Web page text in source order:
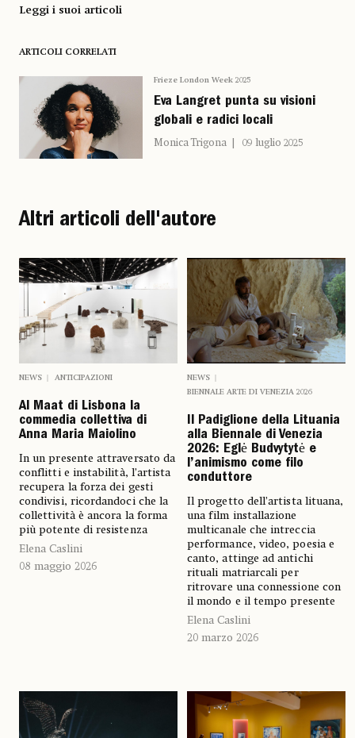
Leggi i suoi articoli
ARTICOLI CORRELATI
Frieze London Week 2025
Eva Langret punta su visioni
globali e radici locali
Monica Trigona 09 luglio 2025
Altri articoli dell'autore
NEWS ANTICIPAZIONI
Al Maat di Lisbona la
commedia collettiva di
Anna Maria Maiolino
In un presente attraversato da
conflitti e instabilità, l’artista
recupera la forza dei gesti
condivisi, ricordandoci che la
collettività è ancora la forma
più potente di resistenza
Elena Caslini
08 maggio 2026
NEWS
BIENNALE ARTE DI VENEZIA 2026
Il Padiglione della Lituania
alla Biennale di Venezia
2026: Eglė Budvytytė e
l’animismo come filo
conduttore
Il progetto dell’artista lituana,
una film installazione
multicanale che intreccia
performance, video, poesia e
canto, attinge ad antichi
rituali matriarcali per
ritrovare una connessione con
il mondo e il tempo presente
Elena Caslini
20 marzo 2026